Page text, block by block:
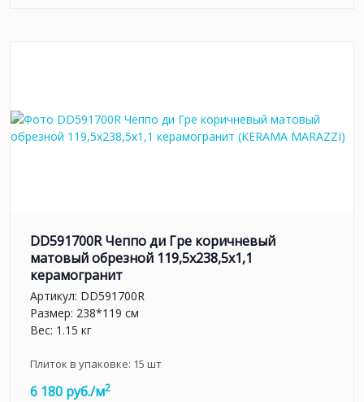
DD591700R Чеппо ди Гре коричневый
матовый обрезной 119,5x238,5x1,1
керамогранит
Артикул: DD591700R
Размер: 238*119 см
Вес: 1.15 кг
Плиток в упаковке: 15 шт
6 180 руб./м2